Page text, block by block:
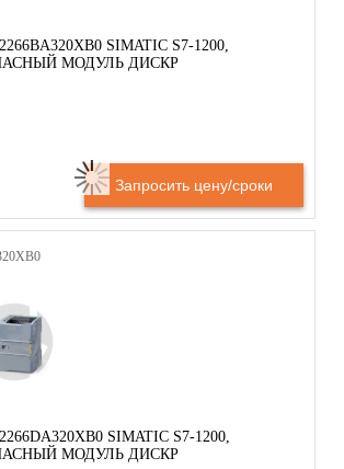
SIMATIC S7-1200,
МОДУЛЬ ДИСКР
Запросить цену/сроки
SIMATIC S7-1200,
МОДУЛЬ ДИСКР